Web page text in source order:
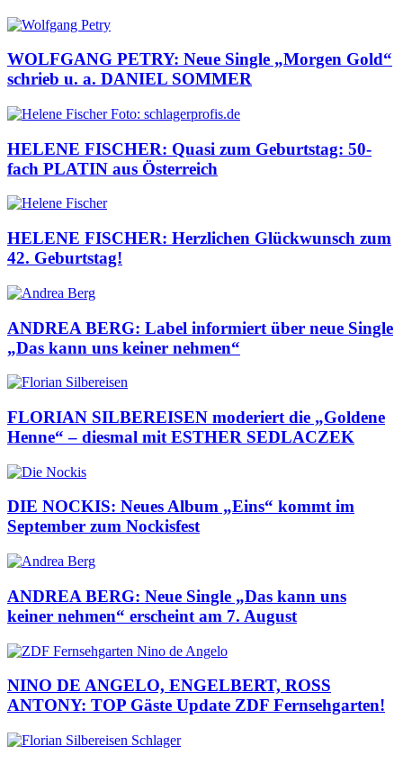
WOLFGANG PETRY: Neue Single „Morgen Gold“
schrieb u. a. DANIEL SOMMER
HELENE FISCHER: Quasi zum Geburtstag: 50-
fach PLATIN aus Österreich
HELENE FISCHER: Herzlichen Glückwunsch zum
42. Geburtstag!
ANDREA BERG: Label informiert über neue Single
„Das kann uns keiner nehmen“
FLORIAN SILBEREISEN moderiert die „Goldene
Henne“ – diesmal mit ESTHER SEDLACZEK
DIE NOCKIS: Neues Album „Eins“ kommt im
September zum Nockisfest
ANDREA BERG: Neue Single „Das kann uns
keiner nehmen“ erscheint am 7. August
NINO DE ANGELO, ENGELBERT, ROSS
ANTONY: TOP Gäste Update ZDF Fernsehgarten!